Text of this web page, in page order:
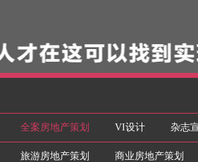
全案房地产策划 VI设计 杂志
旅游房地产策划 商业房地产策划